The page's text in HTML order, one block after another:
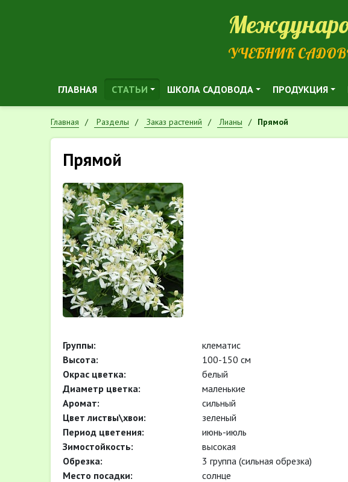
УЧЕБНИК
ГЛАВНАЯ СТАТЬИ ШКОЛА САДОВОДА ПРОДУКЦИЯ
Главная Разделы Заказ растений Лианы Прямой
Прямой
Группы:
клематис
Высота:
100-150 см
Окрас цветка:
белый
Диаметр цветка:
маленькие
Аромат:
сильный
Цвет листвы\хвои:
зеленый
Период цветения:
июнь-июль
Зимостойкость:
высокая
Обрезка:
3 группа (сильная обрезка)
Место посадки:
солнце